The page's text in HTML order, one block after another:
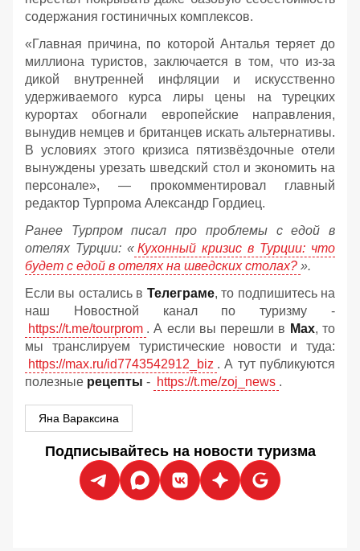
содержания гостиничных комплексов.
«Главная причина, по которой Анталья теряет до
миллиона туристов, заключается в том, что из-за
дикой внутренней инфляции и искусственно
удерживаемого курса лиры цены на турецких
курортах обогнали европейские направления,
вынудив немцев и британцев искать альтернативы.
В условиях этого кризиса пятизвёздочные отели
вынуждены урезать шведский стол и экономить на
персонале», — прокомментировал главный
редактор Турпрома Александр Гордиец.
Ранее Турпром писал про проблемы с едой в
отелях Турции: « Кухонный кризис в Турции: что
будет с едой в отелях на шведских столах? ».
Если вы остались в Телеграме, то подпишитесь на
наш Новостной канал по туризму -
https://t.me/tourprom . А если вы перешли в Мах, то
мы транслируем туристические новости и туда:
https://max.ru/id7743542912_biz . А тут публикуются
полезные рецепты - https://t.me/zoj_news .
Яна Вараксина
Подписывайтесь на новости туризма